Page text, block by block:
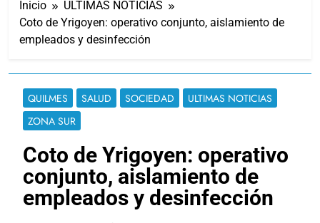
Inicio
ULTIMAS NOTICIAS
Coto de Yrigoyen: operativo conjunto, aislamiento de
empleados y desinfección
QUILMES SALUD SOCIEDAD
ULTIMAS NOTICIAS
ZONA SUR
Coto de Yrigoyen: operativo
conjunto, aislamiento de
empleados y desinfección